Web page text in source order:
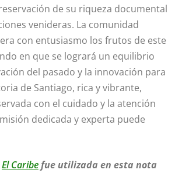
de su riqueza documental
venideras. La comunidad
con entusiasmo los frutos de este
en que se logrará un equilibrio
del pasado y la innovación para
de Santiago, rica y vibrante,
con el cuidado y la atención
dedicada y experta puede
El Caribefue utilizada en esta nota